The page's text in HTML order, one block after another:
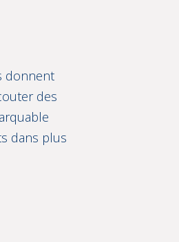
donnent
des
dans plus